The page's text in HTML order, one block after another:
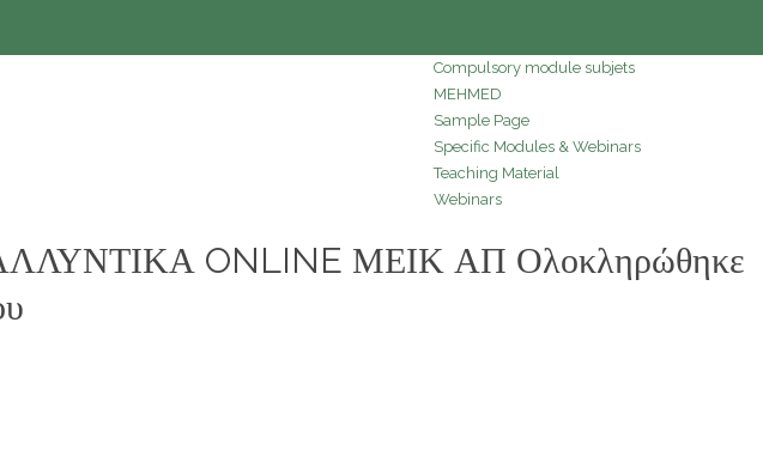
Compulsory module subjets
MEHMED
Sample Page
Specific Modules & Webinars
Teaching Material
Webinars
ONLINE ΜΕΙΚ ΑΠ Ολοκληρώθηκε